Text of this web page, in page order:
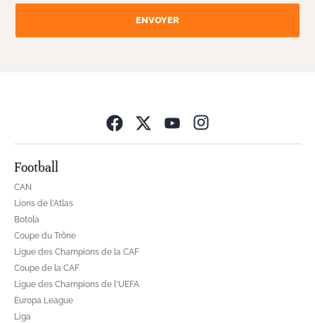
ENVOYER
Football
CAN
Lions de l'Atlas
Botola
Coupe du Trône
Ligue des Champions de la CAF
Coupe de la CAF
Ligue des Champions de l'UEFA
Europa League
Liga